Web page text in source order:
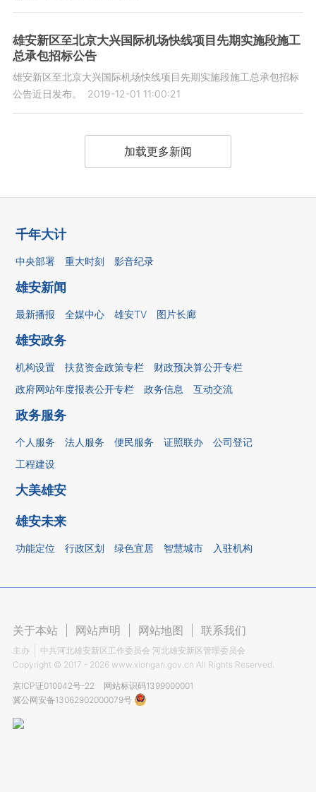
雄安新区至北京大兴国际机场快线项目先期实施段施工
总承包招标公告
雄安新区至北京大兴国际机场快线项目先期实施段施工总承包招标
公告近日发布。
2019-12-01 11:00:21
加载更多新闻
千年大计
中央部署 重大时刻 影音纪录
雄安新闻
最新播报 全媒中心 雄安TV 图片长廊
雄安政务
机构设置 扶贫资金政策专栏
财政预决算公开专栏
政府网站年度报表公开专栏
政务信息 互动交流
政务服务
个人服务 法人服务 便民服务 证照联办
公司登记
工程建设
大美雄安
雄安未来
功能定位 行政区划 绿色宜居 智慧城市 入驻机构
关于本站 网站声明 网站地图 联系我们
主办
中共河北雄安新区工作委员会 河北雄安新区管理委员会
Copyright © 2017 - 2026 www.xiongan.gov.cn All Rights Reserved.
京ICP证010042号-22
网站标识码1399000001
冀公网安备13062902000079号